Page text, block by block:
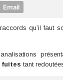
Email
qu’il faut
fuites tant